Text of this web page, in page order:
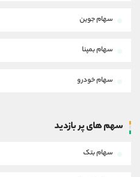
سهام جوین
سهام بمپنا
سهام خودرو
سهم های پر بازدید
سهام بتک